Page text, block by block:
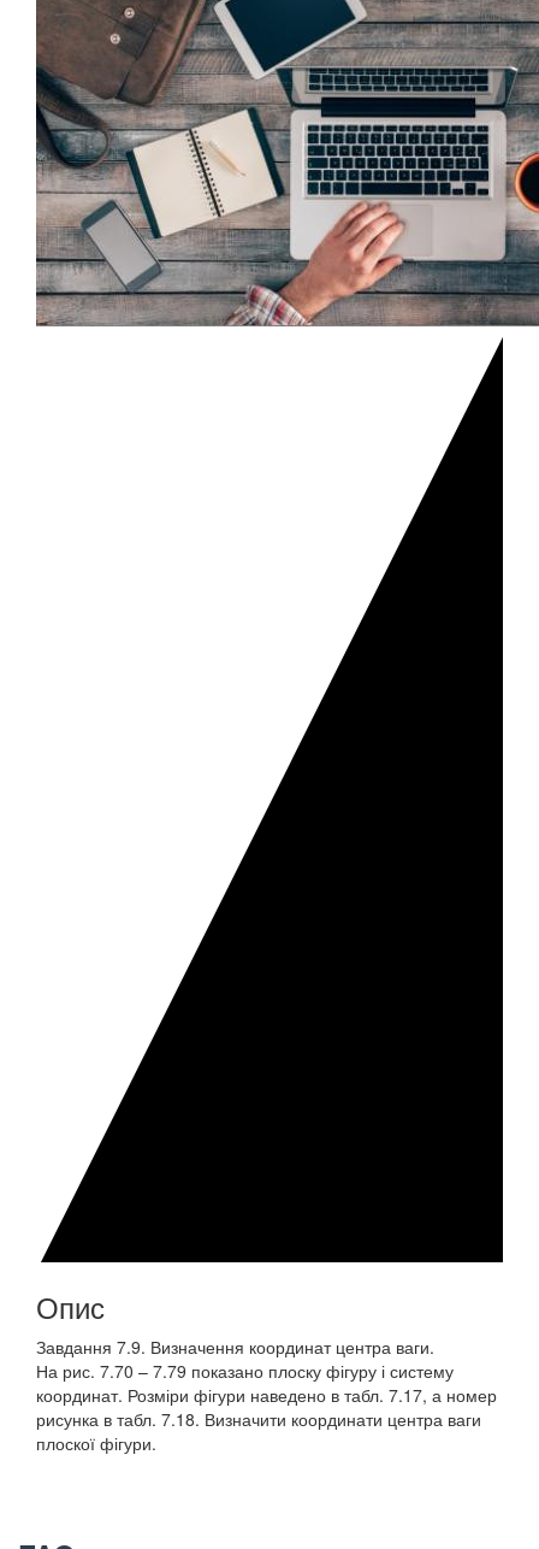
Опис
Завдання 7.9. Визначення координат центра ваги.
На рис. 7.70 – 7.79 показано плоску фігуру і систему
координат. Розміри фігури наведено в табл. 7.17, а номер
рисунка в табл. 7.18. Визначити координати центра ваги
плоскої фігури.